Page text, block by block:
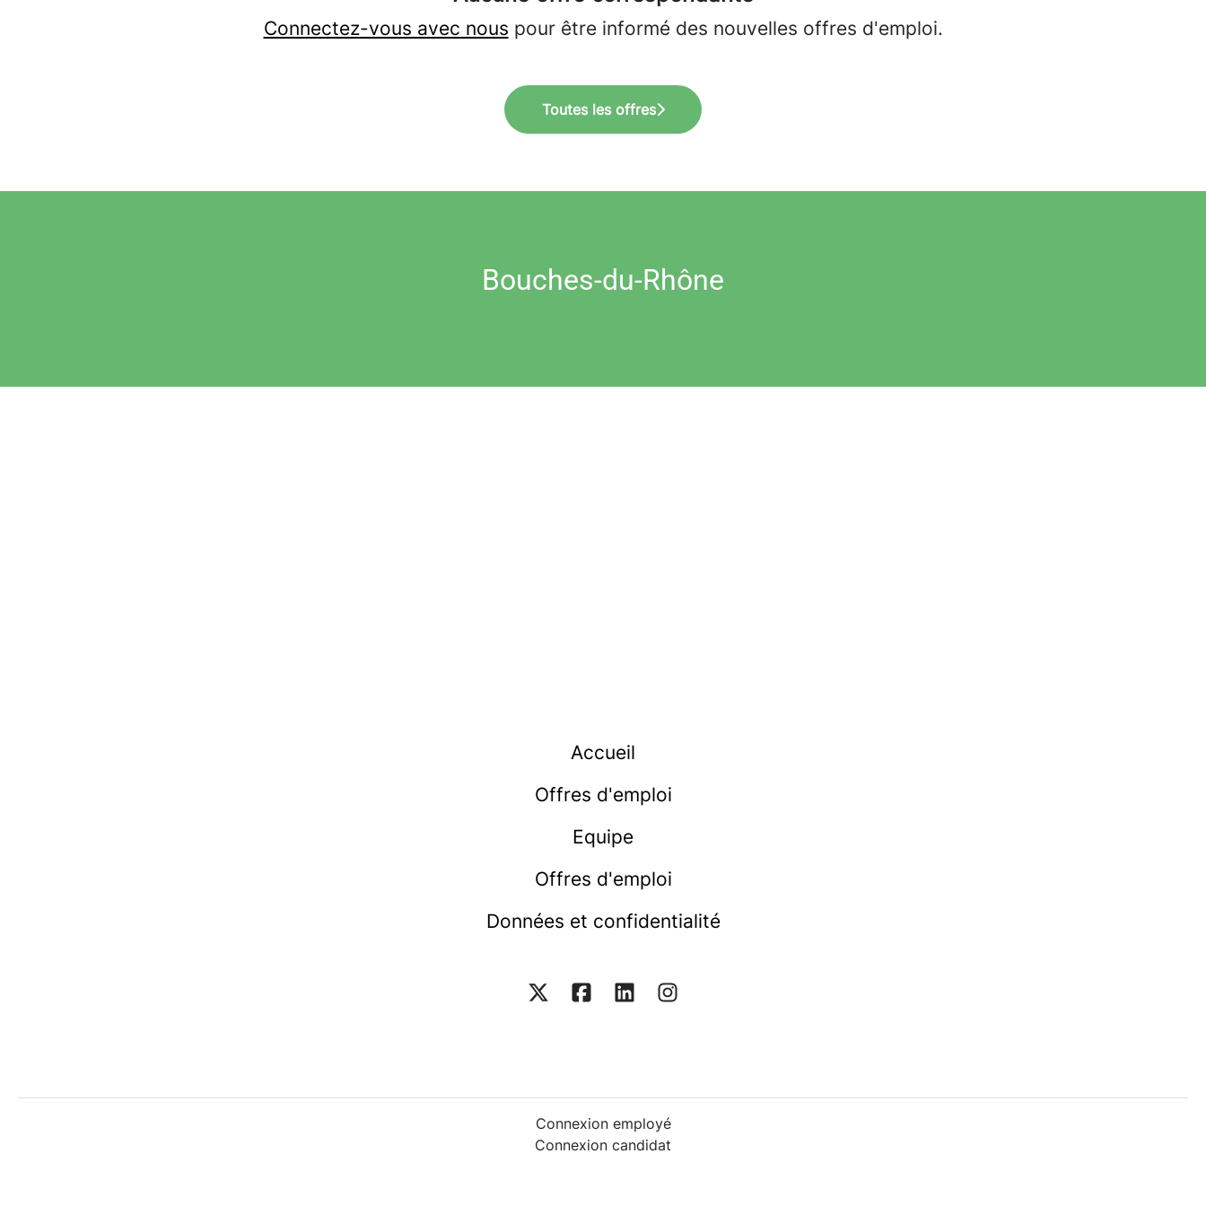
Connectez-vous avec nous pour être informé des nouvelles offres d'emploi.
Toutes les offres
Bouches-du-Rhône
Accueil
Offres d'emploi
Equipe
Offres d'emploi
Données et confidentialité
Connexion employé
Connexion candidat